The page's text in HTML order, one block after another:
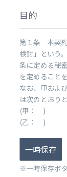
目的
第１条 本契
検討」という
条に定める秘
を定めること
なお、甲およ
は次のとおり
(甲： )
(乙： )
一時保存
※一時保存ボ